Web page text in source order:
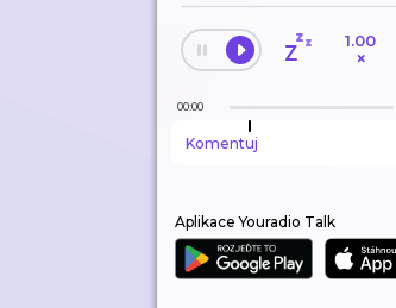
1.00
×
00:00
Komentuj
Aplikace Youradio Talk